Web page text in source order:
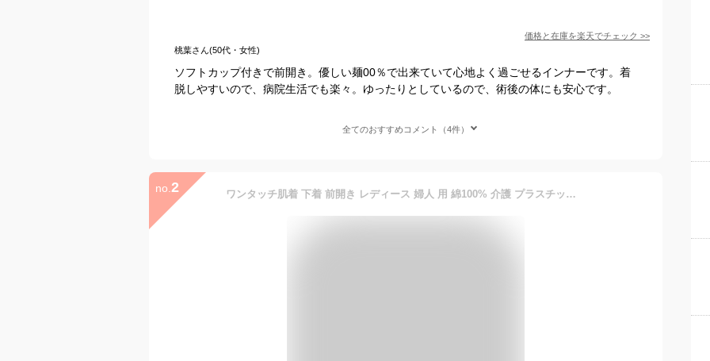
価格と在庫を楽天でチェック >>
桃葉さん(50代・女性)
ソフトカップ付きで前開き。優しい麺00％で出来ていて心地よく過ごせるインナーです。着
脱しやすいので、病院生活でも楽々。ゆったりとしているので、術後の体にも安心です。
全てのおすすめコメント（4件）
no. 2 ワンタッチ肌着 下着 前開き レディース 婦人 用 綿100% 介護 プラスチック ホック シャツ インナー 長袖 フライス杢 M L LL 介護用 肌着 介護下着 シャツ 春 夏 秋 冬 高齢者 女性 シニア 保湿 制菌 ハナサンテラス